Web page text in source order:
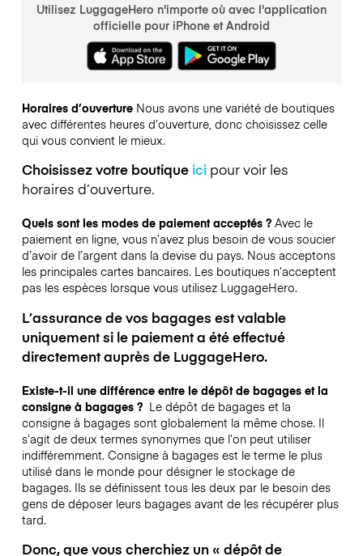
Utilisez LuggageHero n'importe où avec l'application
officielle pour iPhone et Android
Horaires d’ouverture Nous avons une variété de boutiques
avec différentes heures d’ouverture, donc choisissez celle
qui vous convient le mieux.
Choisissez votre boutique icipour voir les
horaires d’ouverture.
Quels sont les modes de paiement acceptés ? Avec le
paiement en ligne, vous n’avez plus besoin de vous soucier
d’avoir de l’argent dans la devise du pays. Nous acceptons
les principales cartes bancaires. Les boutiques n’acceptent
pas les espèces lorsque vous utilisez LuggageHero.
L’assurance de vos bagages est valable
uniquement si le paiement a été effectué
directement auprès de LuggageHero.
Existe-t-il une différence entre le dépôt de bagages et la
consigne à bagages ? Le dépôt de bagages et la
consigne à bagages sont globalement la même chose. Il
s’agit de deux termes synonymes que l’on peut utiliser
indifféremment. Consigne à bagages est le terme le plus
utilisé dans le monde pour désigner le stockage de
bagages. Ils se définissent tous les deux par le besoin des
gens de déposer leurs bagages avant de les récupérer plus
tard.
Donc, que vous cherchiez un « dépôt de